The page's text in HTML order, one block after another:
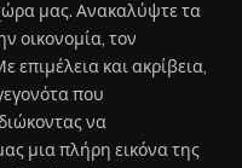
μας. Ανακαλύψτε τα
οικονομία, τον
επιμέλεια και ακρίβεια,
που
να
μια πλήρη εικόνα της